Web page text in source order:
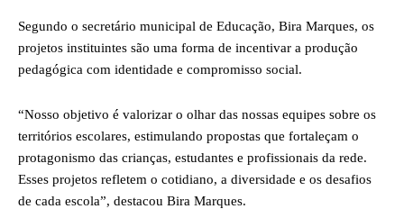
Segundo o secretário municipal de Educação, Bira Marques, os
projetos instituintes são uma forma de incentivar a produção
pedagógica com identidade e compromisso social.
“Nosso objetivo é valorizar o olhar das nossas equipes sobre os
territórios escolares, estimulando propostas que fortaleçam o
protagonismo das crianças, estudantes e profissionais da rede.
Esses projetos refletem o cotidiano, a diversidade e os desafios
de cada escola”, destacou Bira Marques.